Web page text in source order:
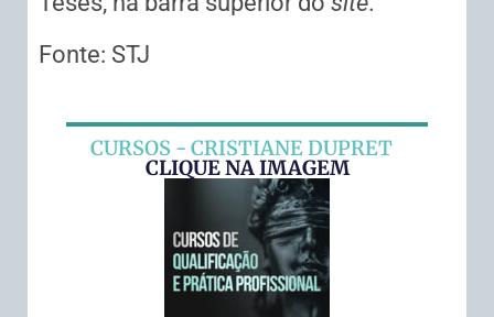
Fonte: STJ
CURSOS - CRISTIANE DUPRET
CLIQUE NA IMAGEM